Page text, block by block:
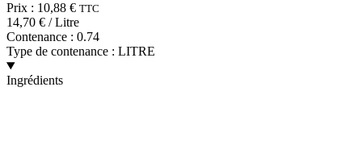
Prix : 10,88 € TTC
14,70 € / Litre
Contenance : 0.74
Type de contenance : LITRE
Ingrédients